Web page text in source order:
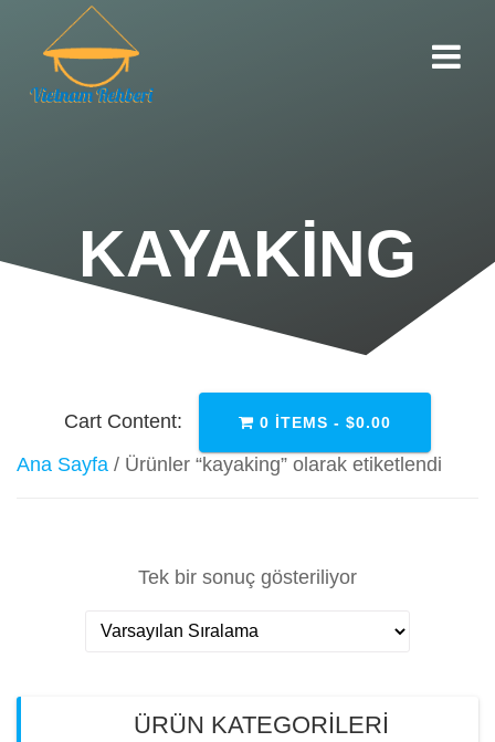
KAYAKING
Cart Content: 0 ITEMS - $0.00
Ana Sayfa / Ürünler “kayaking” olarak etiketlendi
Tek bir sonuç gösteriliyor
ÜRÜN KATEGORILERI